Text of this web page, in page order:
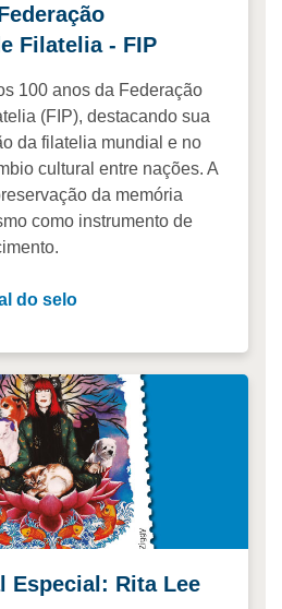
Filatelia - FIP
100 anos da Federação
(FIP), destacando sua
da filatelia mundial e no
cultural entre nações. A
da memória
como instrumento de
do selo
Especial: Rita Lee